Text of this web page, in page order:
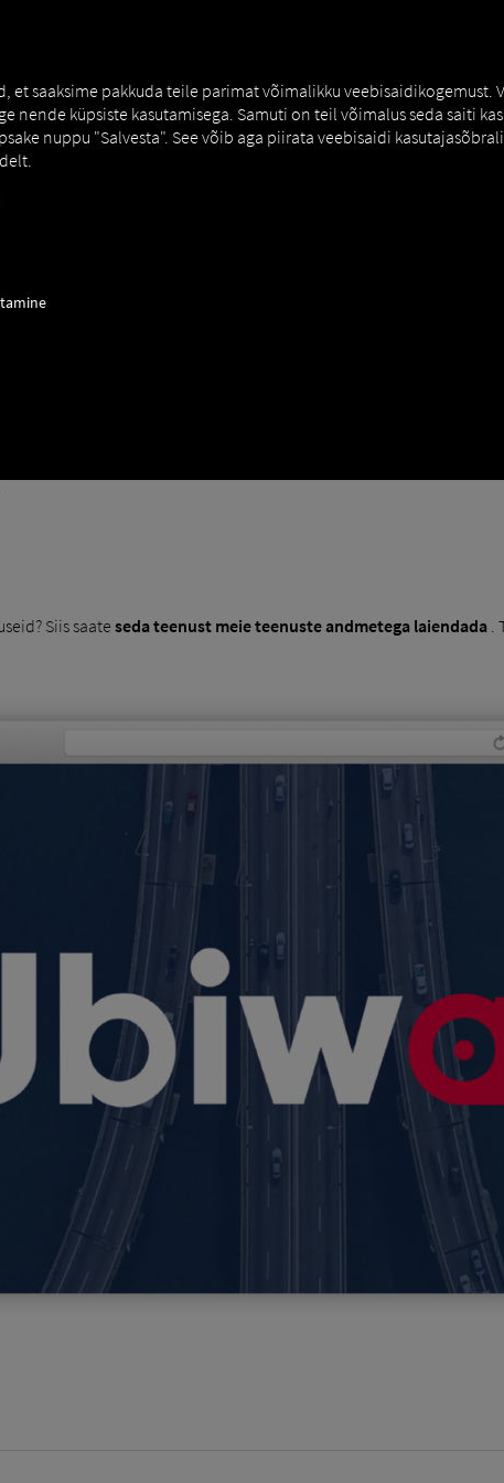
Siis saate seda teenust meie teenuste andmetega laiendada.
et saaksime pakkuda teile parimat võimalikku veebisaidikogemust.
nende küpsiste kasutamisega. Samuti on teil võimalus seda saiti
nuppu "Salvesta". See võib aga piirata veebisaidi